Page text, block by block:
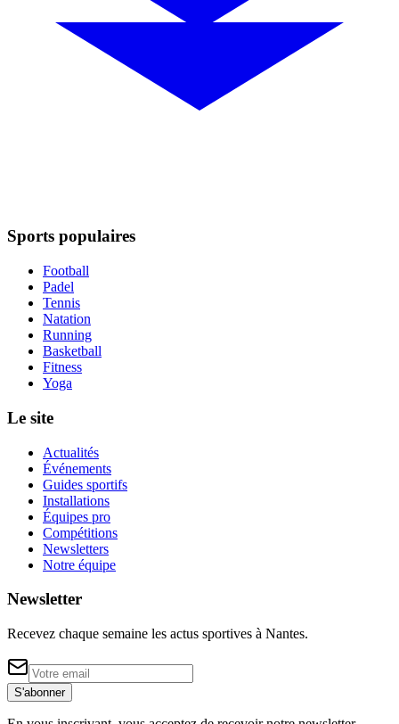
Sports populaires
Football
Padel
Tennis
Natation
Running
Basketball
Fitness
Yoga
Le site
Actualités
Événements
Guides sportifs
Installations
Équipes pro
Compétitions
Newsletters
Notre équipe
Newsletter
Recevez chaque semaine les actus sportives à Nantes.
S'abonner